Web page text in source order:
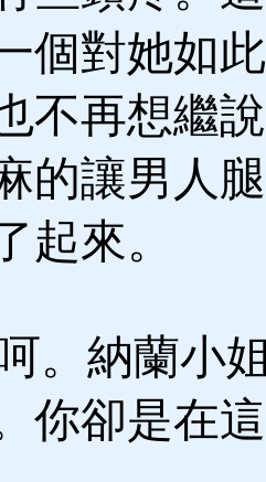
個對她如
不再想繼
的讓男人
起來。
。納蘭小
你卻是在